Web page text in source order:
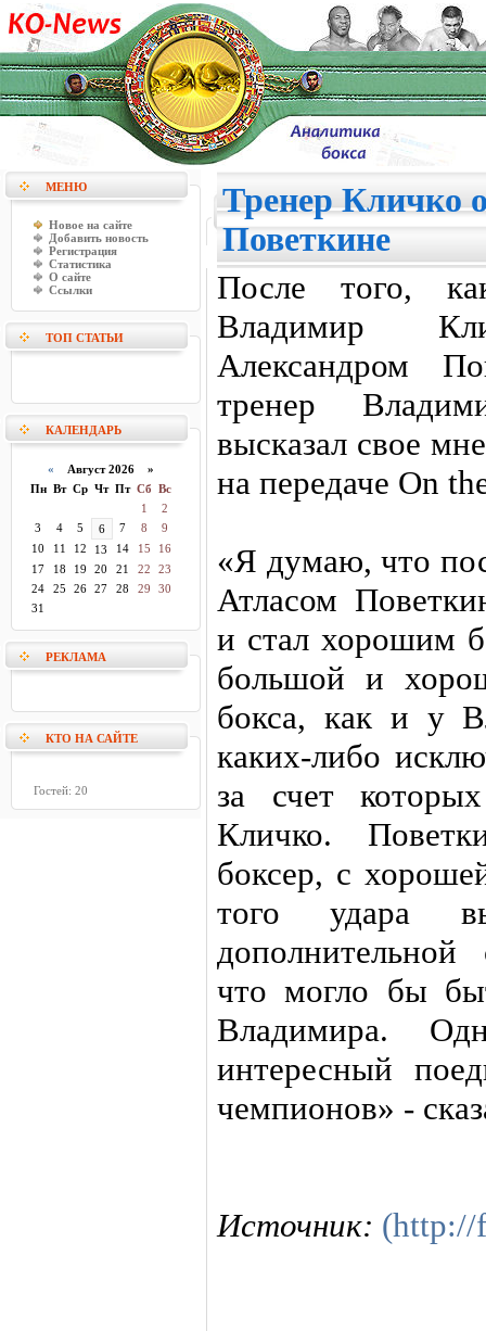
МЕНЮ
Новое на сайте
Добавить новость
Регистрация
Статистика
О сайте
Ссылки
ТОП СТАТЬИ
КАЛЕНДАРЬ
« Август 2026 »
Пн Вт Ср Чт Пт Сб Вс
1
2
3
4 5 6 7 8
9
10
11 12 13 14 15
16
17
18 19 20 21 22
23
24
25 26 27 28 29
30
31
РЕКЛАМА
КТО НА САЙТЕ
Гостей: 20
Тренер Кличко
Поветкине
После того,
Владимир
Александром
тренер
высказал свое
на передаче On
«Я думаю, что
Атласом
и стал хорошим
большой и
бокса, как и у
каких-либо
за счет
Кличко.
боксер, с
того удара
что могло бы
Владимира.
интересный
чемпионов» -
Источник: (http://